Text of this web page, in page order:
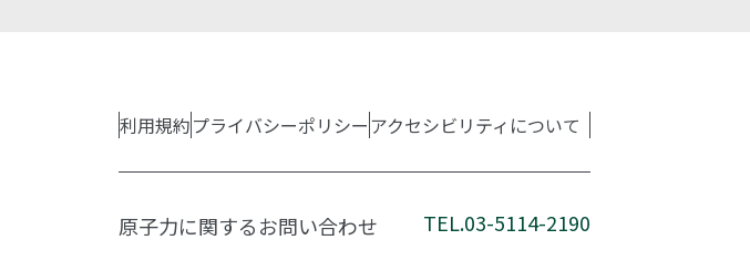
利用規約プライバシーポリシーアクセシビリティについて
原子力に関するお問い合わせ TEL.03-5114-2190